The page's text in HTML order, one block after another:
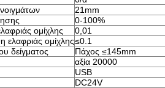
21mm
0-100%
ομίχλης
0,01
ελαφριάς ομίχλης≤0.1
δείγματος
Πάχος ≤145mm
αξία 20000
USB
DC24V